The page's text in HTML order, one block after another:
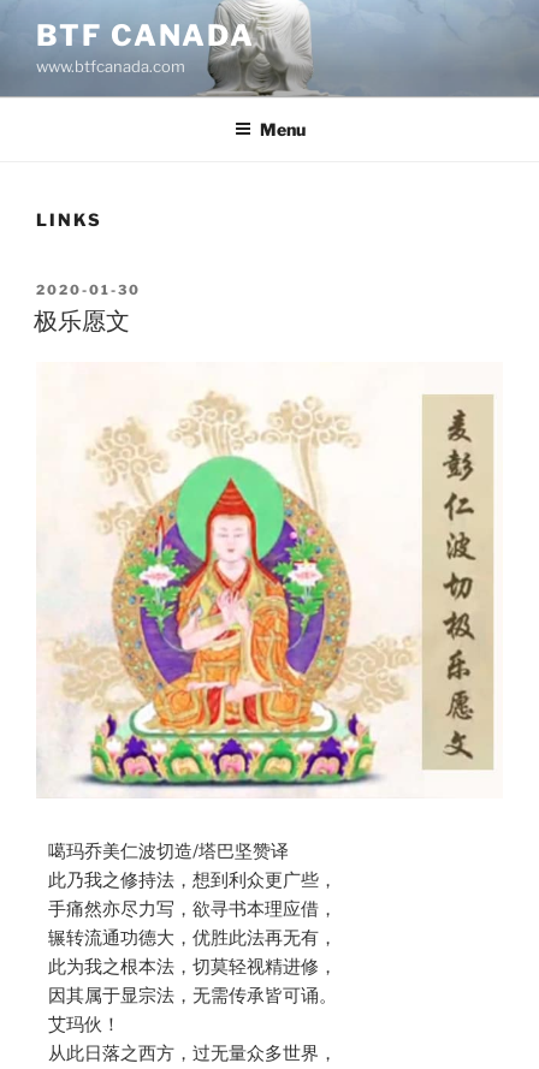
BTF CANADA
www.btfcanada.com
Menu
LINKS
2020-01-30
极乐愿文
噶玛乔美仁波切造/塔巴坚赞译
此乃我之修持法，想到利众更广些，
手痛然亦尽力写，欲寻书本理应借，
辗转流通功德大，优胜此法再无有，
此为我之根本法，切莫轻视精进修，
因其属于显宗法，无需传承皆可诵。
艾玛伙！
从此日落之西方，过无量众多世界，